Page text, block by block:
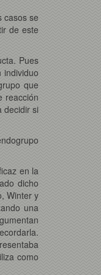
casos se
de este
Pues
individuo
que
reacción
decidir si
en la
dicho
Winter y
una
como